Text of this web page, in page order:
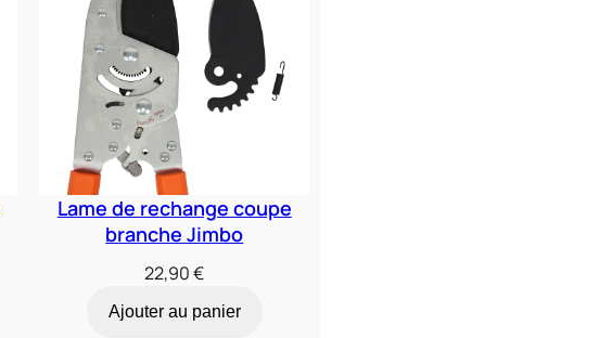
Lame de rechange coupe
branche Jimbo
22,90€
Ajouter au panier